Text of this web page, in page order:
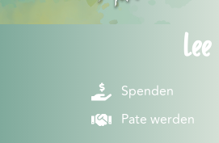
Lee
Spenden
Pate werden